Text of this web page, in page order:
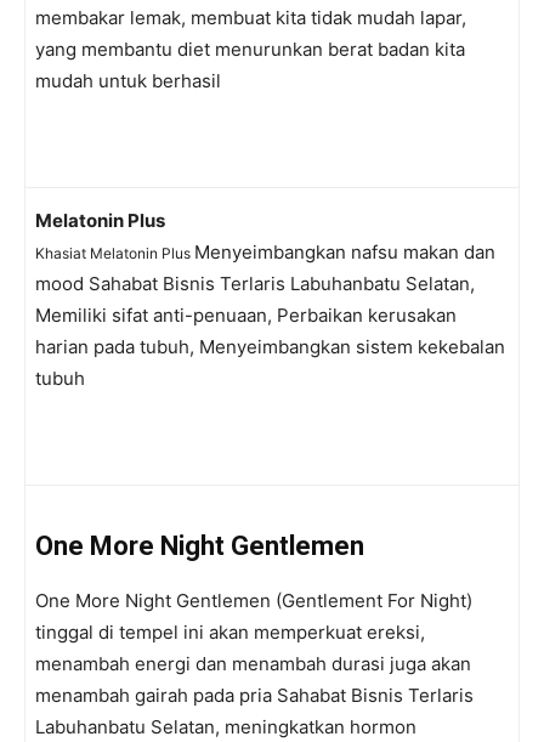
membakar lemak, membuat kita tidak mudah lapar,
yang membantu diet menurunkan berat badan kita
mudah untuk berhasil
Melatonin Plus
Khasiat Melatonin Plus Menyeimbangkan nafsu makan dan
mood Sahabat Bisnis Terlaris Labuhanbatu Selatan,
Memiliki sifat anti-penuaan, Perbaikan kerusakan
harian pada tubuh, Menyeimbangkan sistem kekebalan
tubuh
One More Night Gentlemen
One More Night Gentlemen (Gentlement For Night)
tinggal di tempel ini akan memperkuat ereksi,
menambah energi dan menambah durasi juga akan
menambah gairah pada pria Sahabat Bisnis Terlaris
Labuhanbatu Selatan, meningkatkan hormon